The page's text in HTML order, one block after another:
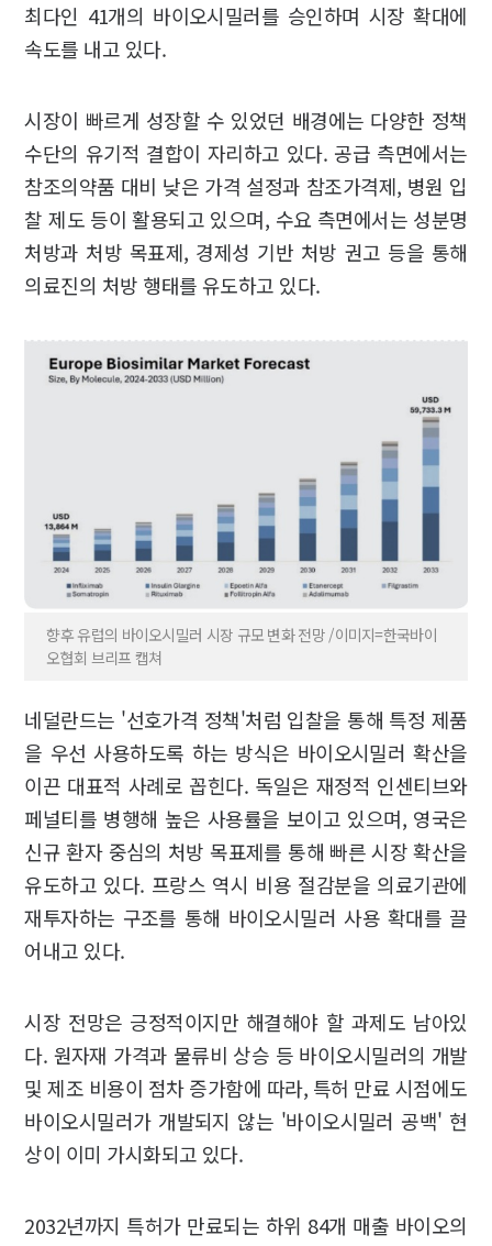
최다인 41개의 바이오시밀러를 승인하며 시장 확대에
속도를 내고 있다.
시장이 빠르게 성장할 수 있었던 배경에는 다양한 정책
수단의 유기적 결합이 자리하고 있다. 공급 측면에서는
참조의약품 대비 낮은 가격 설정과 참조가격제, 병원 입
찰 제도 등이 활용되고 있으며, 수요 측면에서는 성분명
처방과 처방 목표제, 경제성 기반 처방 권고 등을 통해
의료진의 처방 행태를 유도하고 있다.
향후 유럽의 바이오시밀러 시장 규모 변화 전망 /이미지=한국바이
오협회 브리프 캡쳐
네덜란드는 '선호가격 정책'처럼 입찰을 통해 특정 제품
을 우선 사용하도록 하는 방식은 바이오시밀러 확산을
이끈 대표적 사례로 꼽힌다. 독일은 재정적 인센티브와
페널티를 병행해 높은 사용률을 보이고 있으며, 영국은
신규 환자 중심의 처방 목표제를 통해 빠른 시장 확산을
유도하고 있다. 프랑스 역시 비용 절감분을 의료기관에
재투자하는 구조를 통해 바이오시밀러 사용 확대를 끌
어내고 있다.
시장 전망은 긍정적이지만 해결해야 할 과제도 남아있
다. 원자재 가격과 물류비 상승 등 바이오시밀러의 개발
및 제조 비용이 점차 증가함에 따라, 특허 만료 시점에도
바이오시밀러가 개발되지 않는 '바이오시밀러 공백' 현
상이 이미 가시화되고 있다.
2032년까지 특허가 만료되는 하위 84개 매출 바이오의